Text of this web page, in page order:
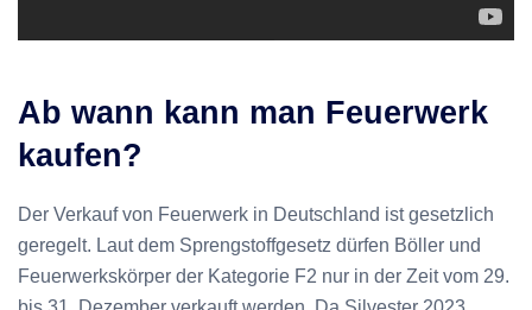
Ab wann kann man Feuerwerk
kaufen?
Der Verkauf von Feuerwerk in Deutschland ist gesetzlich
geregelt. Laut dem Sprengstoffgesetz dürfen Böller und
Feuerwerkskörper der Kategorie F2 nur in der Zeit vom 29.